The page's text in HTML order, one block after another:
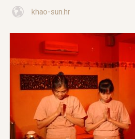
khao-sun.hr